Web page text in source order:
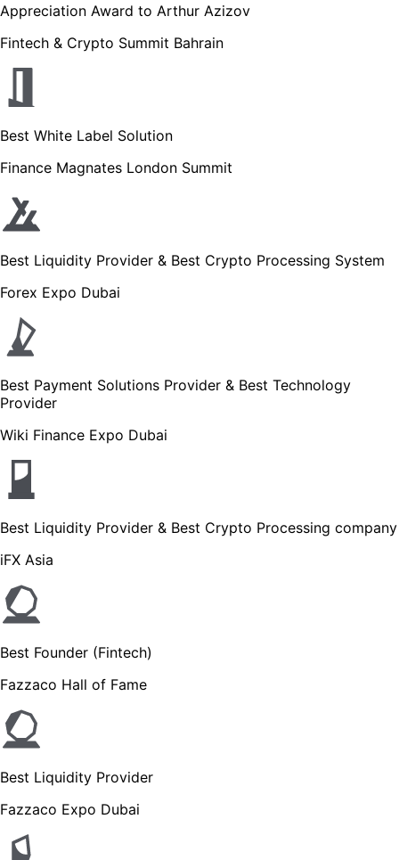
Appreciation Award to Arthur Azizov
Fintech & Crypto Summit Bahrain
Best White Label Solution
Finance Magnates London Summit
Best Liquidity Provider & Best Crypto Processing System
Forex Expo Dubai
Best Payment Solutions Provider & Best Technology
Provider
Wiki Finance Expo Dubai
Best Liquidity Provider & Best Crypto Processing company
iFX Asia
Best Founder (Fintech)
Fazzaco Hall of Fame
Best Liquidity Provider
Fazzaco Expo Dubai